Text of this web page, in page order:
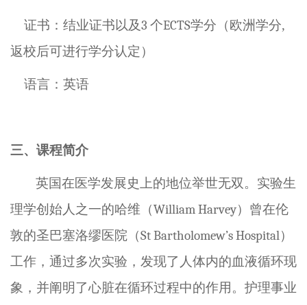
证书： 结业证书以及3 个ECTS学分（欧洲学分,
返校后可进行学分认定）
语言：英语
三、课程简介
英国在医学发展史上的地位举世无双。 实验生
理学创始人之一的哈维（William Harvey）曾在伦
敦的圣巴塞洛缪医院（St Bartholomew’s Hospital）
工作，通过多次实验，发现了人体内的血液循环现
象，并阐明了心脏在循环过程中的作用。护理事业